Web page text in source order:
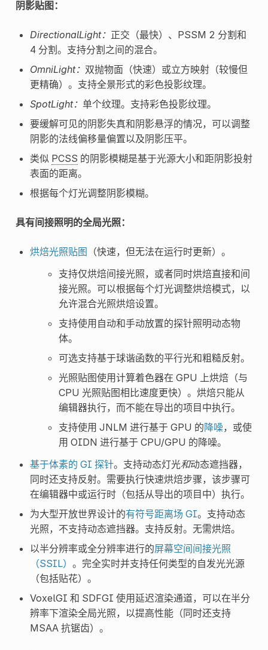
阴影贴图：
DirectionalLight： 正交（最快）、PSSM 2 分割和
4 分割。支持分割之间的混合。
OmniLight： 双抛物面（快速）或立方映射（较慢但
更精确）。支持全景形式的彩色投影纹理。
SpotLight： 单个纹理。支持彩色投影纹理。
要缓解可见的阴影失真和阴影悬浮的情况，可以调整
阴影的法线偏移量偏置以及阴影压平。
类似 PCSS 的阴影模糊是基于光源大小和距阴影投射
表面的距离。
根据每个灯光调整阴影模糊。
具有间接照明的全局光照：
烘焙光照贴图 （快速，但无法在运行时更新）。
支持仅烘焙间接光照，或者同时烘焙直接和间
接光照。可以根据每个灯光调整烘焙模式，以
允许混合光照烘焙设置。
支持使用自动和手动放置的探针照明动态物
体。
可选支持基于球谐函数的平行光和粗糙反射。
光照贴图使用计算着色器在 GPU 上烘焙（与
CPU 光照贴图相比速度更快）。烘焙只能从
编辑器执行，而不能在导出的项目中执行。
支持使用 JNLM 进行基于 GPU 的降噪，或使
用 OIDN 进行基于 CPU/GPU 的降噪。
基于体素的 GI 探针。支持动态灯光和动态遮挡器，
同时还支持反射。需要执行快速烘焙步骤，该步骤可
在编辑器中或运行时（包括从导出的项目中）执行。
为大型开放世界设计的有符号距离场 GI。支持动态
光照，不支持动态遮挡器。支持反射。无需烘焙。
以半分辨率或全分辨率进行的屏幕空间间接光照
（SSIL） 。完全实时并支持任何类型的自发光光源
（包括贴花）。
VoxelGI 和 SDFGI 使用延迟渲染通道，可以在半分
辨率下渲染全局光照，以提高性能（同时还支持
MSAA 抗锯齿）。